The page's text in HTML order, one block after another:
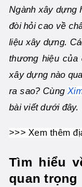
Ngành xây dựng
đòi hỏi cao về
liệu xây dựng.
thương hiệu của
xây dựng nào
ra sao? Cùng
bài viết dưới đây.
>>> Xem thêm
Tìm hiểu
quan trọng